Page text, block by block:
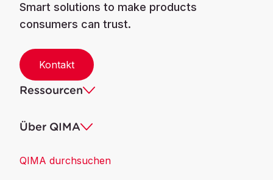
Smart solutions to make products
consumers can trust.
Kontakt
Ressourcen
Über QIMA
QIMA durchsuchen